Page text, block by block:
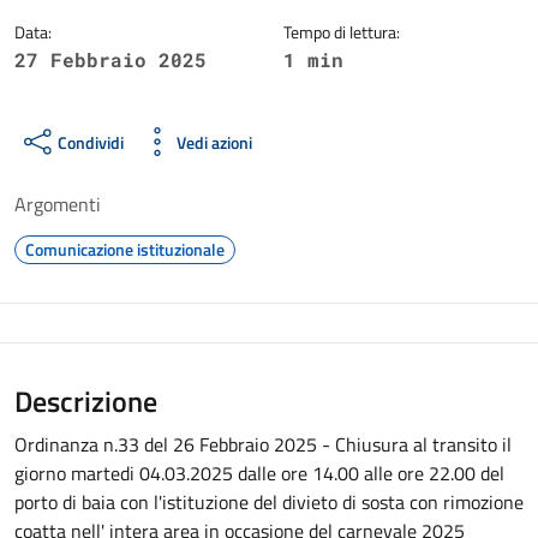
Data:
27 Febbraio 2025
Tempo di lettura:
1 min
Condividi Vedi azioni
Argomenti
Comunicazione istituzionale
Descrizione
Ordinanza n.33 del 26 Febbraio 2025 - Chiusura al transito il
giorno martedi 04.03.2025 dalle ore 14.00 alle ore 22.00 del
porto di baia con l'istituzione del divieto di sosta con rimozione
coatta nell' intera area in occasione del carnevale 2025